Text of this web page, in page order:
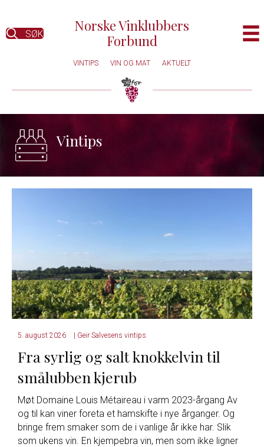
SØK
Norske Vinklubbers
Forbund
VINTIPS VIN OG MAT AKTUELT
Vintips
5. august 2026 | Geir Salvesens vintips
Fra syrlig og salt knokkelvin til
smålubben kjerub
Møt Domaine Louis Métaireau i varm 2023-årgang Av
og til kan viner foreta et hamskifte i nye årganger. Og
bringe frem smaker som de i vanlige år ikke har. Slik
som ukens vin. En kjempebra vin, men som ikke ligner